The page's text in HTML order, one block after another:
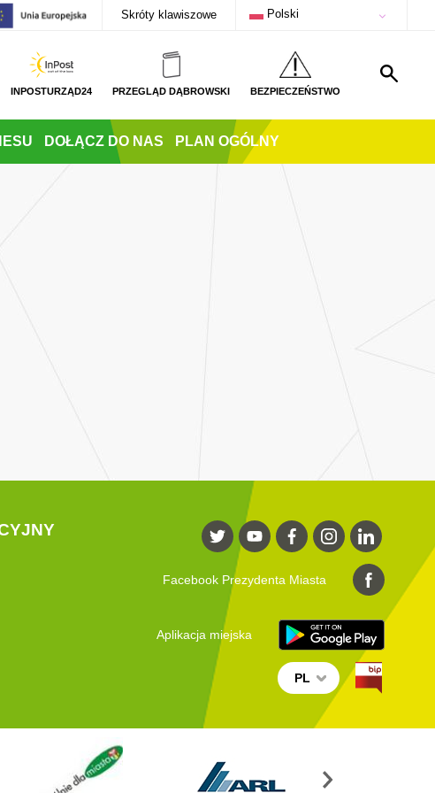
Skróty klawiszowe Polski
INPOSTURZĄD24 PRZEGLĄD DĄBROWSKI BEZPIECZEŃSTWO
DOŁĄCZ DO NAS PLAN OGÓLNY
Facebook Prezydenta Miasta
Aplikacja miejska
PL